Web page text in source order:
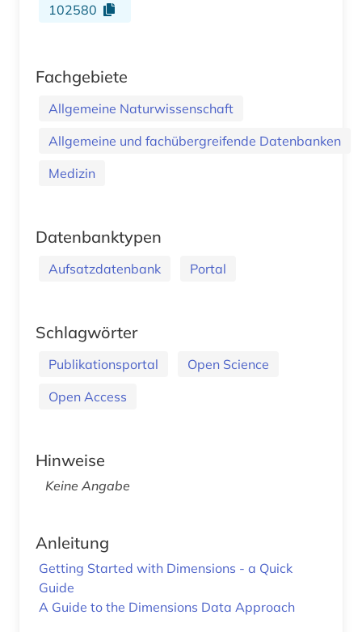
102580
Fachgebiete
Allgemeine Naturwissenschaft
Allgemeine und fachübergreifende Datenbanken
Medizin
Datenbanktypen
Aufsatzdatenbank Portal
Schlagwörter
Publikationsportal
Open Science
Open Access
Hinweise
Keine Angabe
Anleitung
Getting Started with Dimensions - a Quick
Guide
A Guide to the Dimensions Data Approach